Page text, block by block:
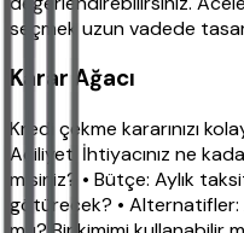
seçmek uzun vadede
Karar Ağacı
Kredi çekme kararınızı
Aciliyet: İhtiyacınız ne
misiniz? • Bütçe: Aylık
götürecek? •